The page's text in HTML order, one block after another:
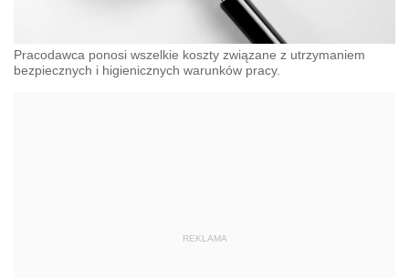
Pracodawca ponosi wszelkie koszty związane z utrzymaniem
bezpiecznych i higienicznych warunków pracy.